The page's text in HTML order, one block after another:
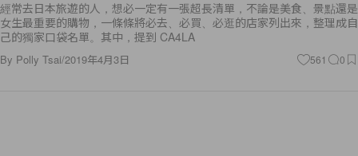
經常去日本旅遊的人，想必一定有一張超長清單，不論是美食、景點還是
女生最重要的購物，一條條將必去、必買、必逛的店家列出來，整理成自
己的獨家口袋名單。其中，提到 CA4LA
By Polly Tsai/2019年4月3日 561 0